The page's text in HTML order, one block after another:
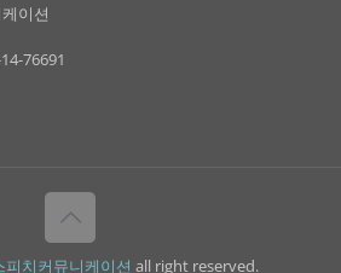
이션
76691
피치커뮤니케이션 all right reserved.